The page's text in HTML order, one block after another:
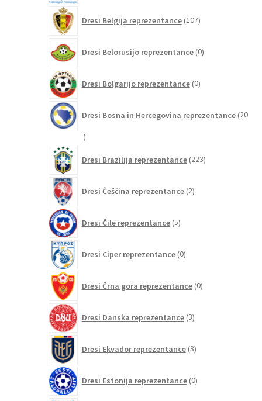
Dresi Belgija reprezentance 107izdelkov
Dresi Belorusijo reprezentance 0izdelkov
Dresi Bolgarijo reprezentance 0izdelkov
Dresi Bosna in Hercegovina reprezentance 20
20
Dresi Brazilija reprezentance 223izdelkov
Dresi Češčina reprezentance 2izdelka
Dresi Čile reprezentance 5izdelkov
Dresi Ciper reprezentance 0izdelkov
Dresi Črna gora reprezentance 0izdelkov
Dresi Danska reprezentance 3izdelki
Dresi Ekvador reprezentance 3izdelki
Dresi Estonija reprezentance 0izdelkov